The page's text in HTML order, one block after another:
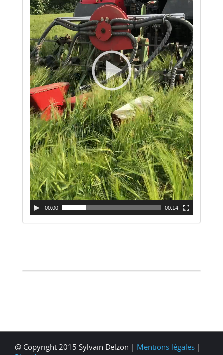
00:00 00:14
@ Copyright 2015 Sylvain Delzon | Mentions légales |